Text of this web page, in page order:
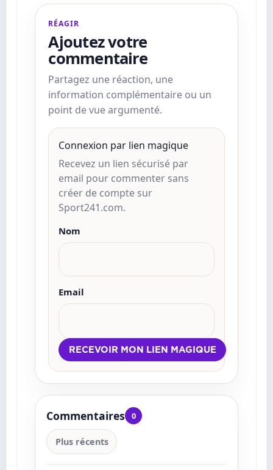
RÉAGIR
Ajoutez votre
commentaire
Partagez une réaction, une
information complémentaire ou un
point de vue argumenté.
Connexion par lien magique
Recevez un lien sécurisé par
email pour commenter sans
créer de compte sur
Sport241.com.
Nom
Email
Commentaires 0
Plus récents